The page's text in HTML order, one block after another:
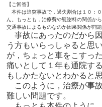
【ご回答】
本件は追突事故で，過失割合は１０：
ん。もっとも，治療費や慰謝料の関係か
交通事故によるものなのか因果関係が問題
事故にあったのだから
う方もいらっしゃると思
が，ちょっと車をこすっ
痛いとして１年も通院す
もしかたないとわかると
このように，治療が事
難しい問題です。